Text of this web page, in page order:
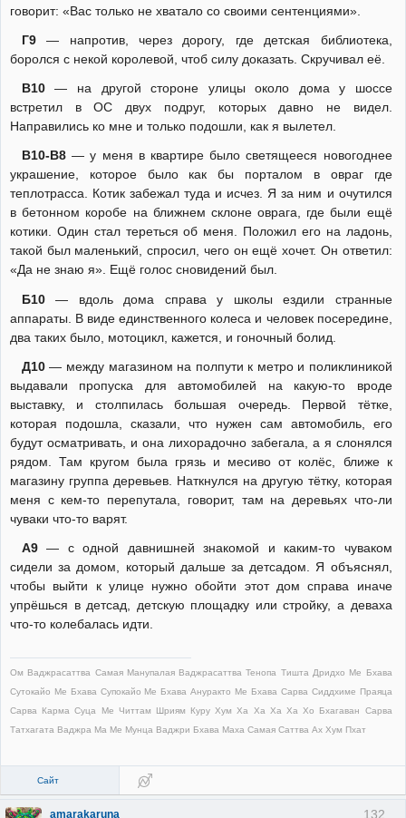
говорит: «Вас только не хватало со своими сентенциями».
Г9— напротив, через дорогу, где детская библиотека,
боролся с некой королевой, чтоб силу доказать. Скручивал её.
В10— на другой стороне улицы около дома у шоссе
встретил в ОС двух подруг, которых давно не видел.
Направились ко мне и только подошли, как я вылетел.
В10-В8— у меня в квартире было светящееся новогоднее
украшение, которое было как бы порталом в овраг где
теплотрасса. Котик забежал туда и исчез. Я за ним и очутился
в бетонном коробе на ближнем склоне оврага, где были ещё
котики. Один стал тереться об меня. Положил его на ладонь,
такой был маленький, спросил, чего он ещё хочет. Он ответил:
«Да не знаю я». Ещё голос сновидений был.
Б10— вдоль дома справа у школы ездили странные
аппараты. В виде единственного колеса и человек посередине,
два таких было, мотоцикл, кажется, и гоночный болид.
Д10— между магазином на полпути к метро и поликлиникой
выдавали пропуска для автомобилей на какую-то вроде
выставку, и столпилась большая очередь. Первой тётке,
которая подошла, сказали, что нужен сам автомобиль, его
будут осматривать, и она лихорадочно забегала, а я слонялся
рядом. Там кругом была грязь и месиво от колёс, ближе к
магазину группа деревьев. Наткнулся на другую тётку, которая
меня с кем-то перепутала, говорит, там на деревьях что-ли
чуваки что-то варят.
А9— с одной давнишней знакомой и каким-то чуваком
сидели за домом, который дальше за детсадом. Я объяснял,
чтобы выйти к улице нужно обойти этот дом справа иначе
упрёшься в детсад, детскую площадку или стройку, а деваха
что-то колебалась идти.
Ом Ваджрасаттва Самая Манупалая Ваджрасаттва Тенопа Тишта Дридхо Ме Бхава
Сутокайо Ме Бхава Супокайо Ме Бхава Ануракто Ме Бхава Сарва Сиддхиме Праяца
Сарва Карма Суца Ме Читтам Шриям Куру Хум Ха Ха Ха Ха Хо Бхагаван Сарва
Татхагата Ваджра Ма Ме Мунца Ваджри Бхава Маха Самая Саттва Ах Хум Пхат
Сайт
132
amarakaruna